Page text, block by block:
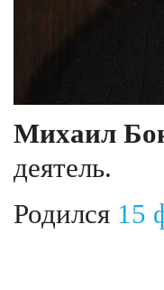
Михаил
деятель.
Родился 15